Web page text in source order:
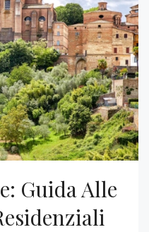
Guida Alle